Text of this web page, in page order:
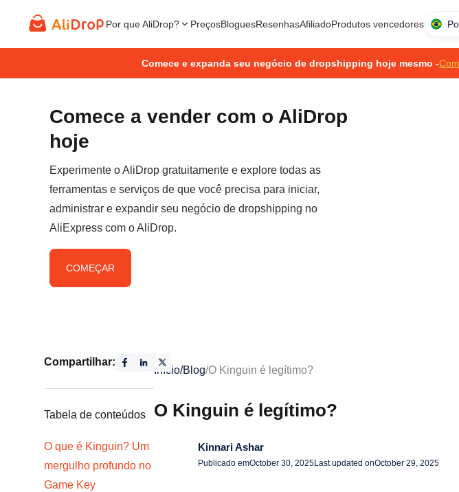
Por que AliDrop? PreçosBloguesResenhasAfiliadoProdutos vencedores
Comece e expanda seu negócio de dropshipping hoje mesmo -
Comece a vender com o AliDrop
hoje
Experimente o AliDrop gratuitamente e explore todas as
ferramentas e serviços de que você precisa para iniciar,
administrar e expandir seu negócio de dropshipping no
AliExpress com o AliDrop.
COMEÇAR
Compartilhar:
Tabela de conteúdos
O que é Kinguin? Um
mergulho profundo no
Game Key
Início/Blog/O Kinguin é legítimo?
O Kinguin é legítimo?
Kinnari Ashar
Publicado emOctober 30, 2025Last updated onOctober 29, 2025